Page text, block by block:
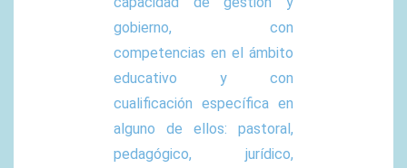
gobierno, con
competencias en el ámbito
educativo y con
cualificación específica en
alguno de ellos: pastoral,
pedagógico, jurídico,